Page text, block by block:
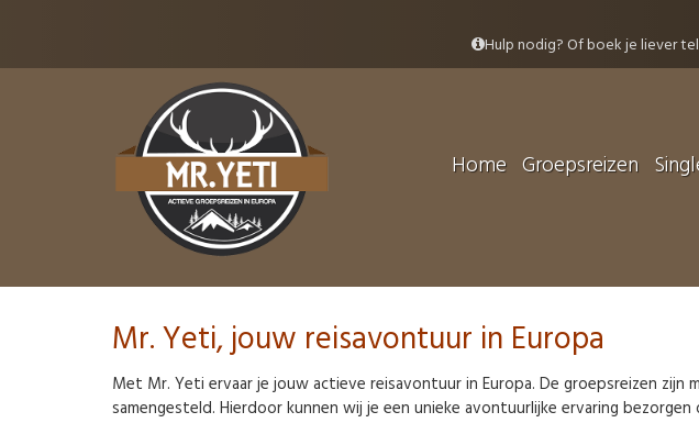
Hulp nodig? Of boek je liever
Home Groepsreizen
Mr. Yeti, jouw reisavontuur in Europa
Met Mr. Yeti ervaar je jouw actieve reisavontuur in Europa. De groepsreizen zijn
samengesteld. Hierdoor kunnen wij je een unieke avontuurlijke ervaring